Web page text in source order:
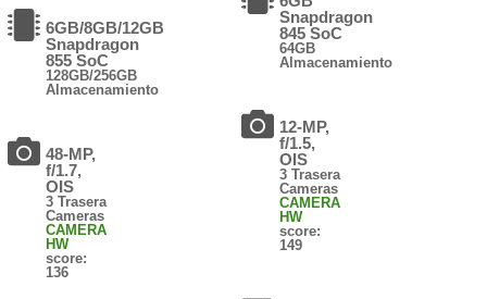
6GB/8GB/12GB
Snapdragon
855 SoC
128GB/256GB
Almacenamiento
48-MP,
f/1.7,
OIS
3 Trasera
Cameras
CAMERA
HW
score:
136
Snapdragon
845 SoC
64GB
Almacenamiento
12-MP,
f/1.5,
OIS
3 Trasera
Cameras
CAMERA
HW
score:
149